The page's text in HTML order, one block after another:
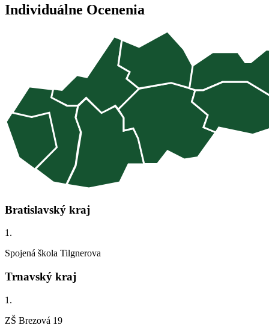
Individuálne Ocenenia
Bratislavský kraj
1.
Spojená škola Tilgnerova
Trnavský kraj
1.
ZŠ Brezová 19